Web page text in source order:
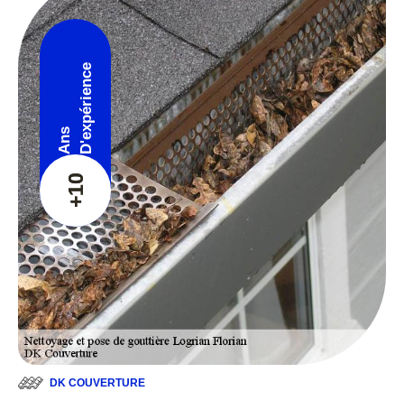
+10
Ans D'expérience
DK COUVERTURE